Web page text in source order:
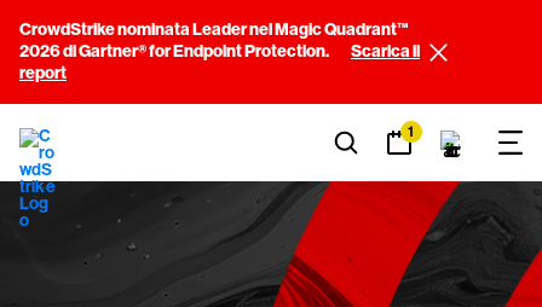
CrowdStrike nominata Leader nel Magic Quadrant™
2026 di Gartner® for Endpoint Protection.
Scarica il
report
1